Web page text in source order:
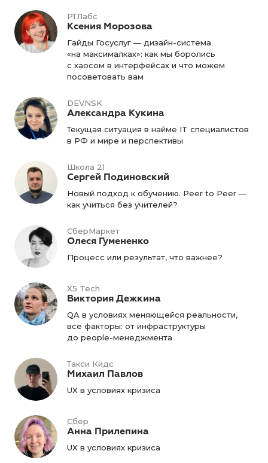
РТЛабс
Ксения Морозова
Гайды Госуслуг — дизайн-система
«на максималках»: как мы боролись
с хаосом в интерфейсах и что можем
посоветовать вам
DEVNSK
Александра Кукина
Текущая ситуация в найме IT специалистов
в РФ и мире и перспективы
Школа 21
Сергей Подиновский
Новый подход к обучению. Peer to Peer —
как учиться без учителей?
СберМаркет
Олеся Гумененко
Процесс или результат, что важнее?
X5 Tech
Виктория Дежкина
QA в условиях меняющейся реальности,
все факторы: от инфраструктуры
до people-менеджмента
Такси Кидс
Михаил Павлов
UX в условиях кризиса
Сбер
Анна Прилепина
UX в условиях кризиса